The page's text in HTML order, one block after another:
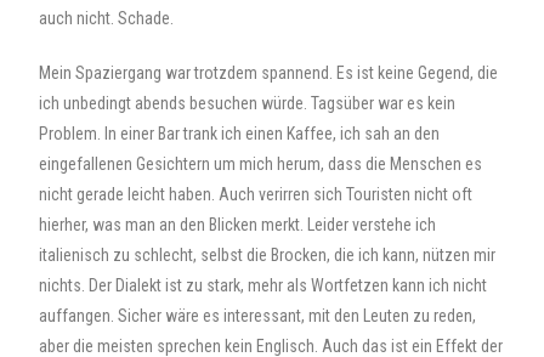
auch nicht. Schade.
Mein Spaziergang war trotzdem spannend. Es ist keine Gegend, die
ich unbedingt abends besuchen würde. Tagsüber war es kein
Problem. In einer Bar trank ich einen Kaffee, ich sah an den
eingefallenen Gesichtern um mich herum, dass die Menschen es
nicht gerade leicht haben. Auch verirren sich Touristen nicht oft
hierher, was man an den Blicken merkt. Leider verstehe ich
italienisch zu schlecht, selbst die Brocken, die ich kann, nützen mir
nichts. Der Dialekt ist zu stark, mehr als Wortfetzen kann ich nicht
auffangen. Sicher wäre es interessant, mit den Leuten zu reden,
aber die meisten sprechen kein Englisch. Auch das ist ein Effekt der